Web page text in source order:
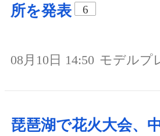
所を発表
6
08月10日 14:50 モデルプ
琵琶湖で花火大会、